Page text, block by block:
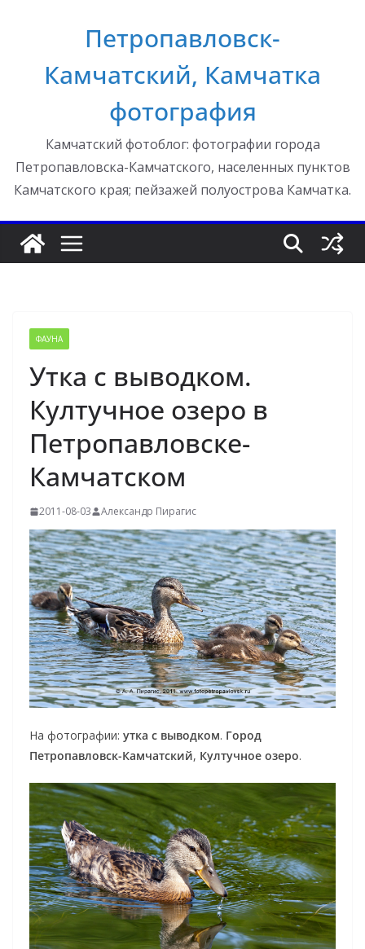
Петропавловск-
Камчатский, Камчатка
фотография
Камчатский фотоблог: фотографии города
Петропавловска-Камчатского, населенных пунктов
Камчатского края; пейзажей полуострова Камчатка.
ФАУНА
Утка с выводком.
Култучное озеро в
Петропавловске-
Камчатском
2011-08-03 Александр Пирагис
На фотографии: утка с выводком. Город
Петропавловск-Камчатский, Култучное озеро.